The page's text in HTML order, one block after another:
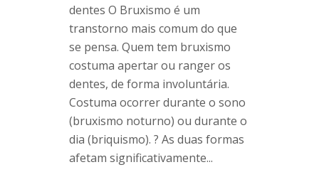
dentes O Bruxismo é um
transtorno mais comum do que
se pensa. Quem tem bruxismo
costuma apertar ou ranger os
dentes, de forma involuntária.
Costuma ocorrer durante o sono
(bruxismo noturno) ou durante o
dia (briquismo). ? As duas formas
afetam significativamente...